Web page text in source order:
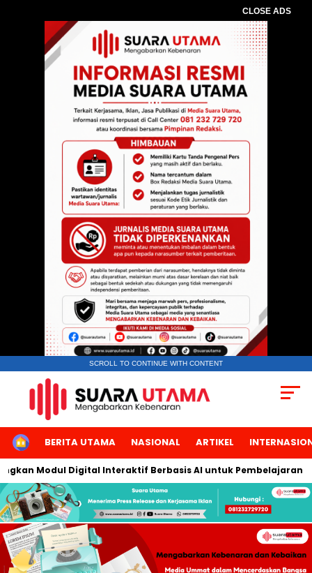
CLOSE ADS
SCROLL TO CONTINUE WITH CONTENT
HOMEBERITA UTAMA NASIONAL ARTIKEL
Modul Digital Interaktif Berbasis AI untuk Pembelajaran